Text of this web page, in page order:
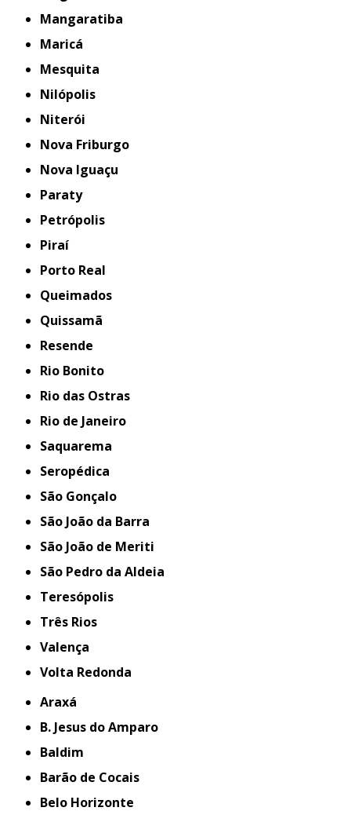
Mangaratiba
Maricá
Mesquita
Nilópolis
Niterói
Nova Friburgo
Nova Iguaçu
Paraty
Petrópolis
Piraí
Porto Real
Queimados
Quissamã
Resende
Rio Bonito
Rio das Ostras
Rio de Janeiro
Saquarema
Seropédica
São Gonçalo
São João da Barra
São João de Meriti
São Pedro da Aldeia
Teresópolis
Três Rios
Valença
Volta Redonda
Araxá
B. Jesus do Amparo
Baldim
Barão de Cocais
Belo Horizonte